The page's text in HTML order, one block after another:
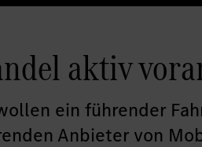
aktiv
ein führender
Anbieter von